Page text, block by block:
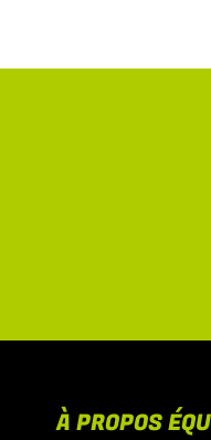
À PROPOS